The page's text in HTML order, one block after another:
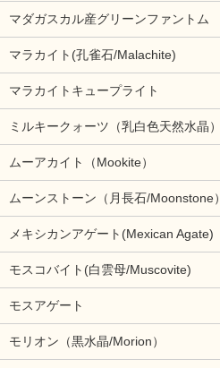
マダガスカル産グリーンファントム
マラカイト(孔雀石/Malachite)
マラカイトキュープライト
ミルキークォーツ（乳白色天然水晶）
ムーアカイト（Mookite）
ムーンストーン（月長石/Moonstone）
メキシカンアゲート(Mexican Agate)
モスコバイト(白雲母/Muscovite)
モスアゲート
モリオン（黒水晶/Morion）